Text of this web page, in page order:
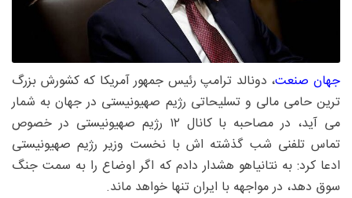
جهان صنعت، دونالد ترامپ رئیس جمهور آمریکا که کشورش بزرگ
ترین حامی مالی و تسلیحاتی رژیم صهیونیستی در جهان به شمار
می آید، در مصاحبه با کانال ۱۲ رژیم صهیونیستی در خصوص
تماس تلفنی شب گذشته اش با نخست وزیر رژیم صهیونیستی
ادعا کرد: به نتانیاهو هشدار دادم که اگر اوضاع را به سمت جنگ
سوق دهد، در مواجهه با ایران تنها خواهد ماند.